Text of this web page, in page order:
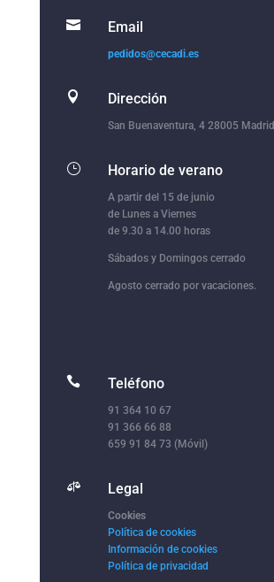
 Email
pedidos@cecadi.es
 Dirección
San Buenaventura, 4 28005 Madrid
} Horario de verano
A partir del 15 de junio
de Lunes a Viernes
de 9.30 a 14.00 horas
Sábados y Domingos cerrado
Agosto cerrado por vacaciones.
 Teléfono
91 364 10 67
91 366 66 88
659 91 84 73 (Móvil)
 Legal
Cookies
Política de cookies
Información de cookies
Política de privacidad